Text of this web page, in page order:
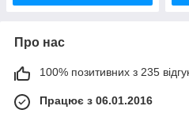
Про нас
100% позитивних з 235
Працює з 06.01.2016